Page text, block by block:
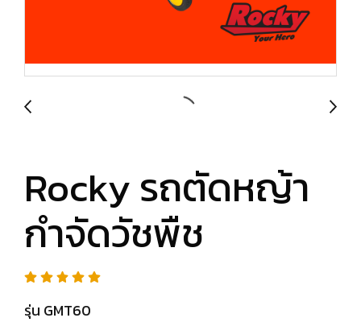
Rocky รถตัดหญ้า
กำจัดวัชพืช
รุ่น GMT60